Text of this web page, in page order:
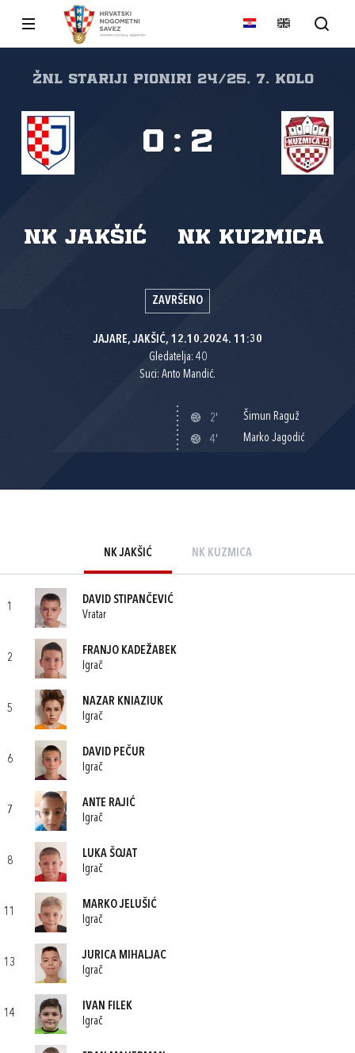
ŽNL stariji pioniri 24/25, 7. kolo
NK Jakšić NK Kuzmica
0 : 2
ZAVRŠENO
JAJARE, JAKŠIĆ, 12.10.2024. 11:30
Gledatelja: 40
Suci: Anto Mandić.
2'
Šimun Raguž
4'
Marko Jagodić
NK JAKŠIĆ NK KUZMICA
1
DAVID STIPANČEVIĆ
Vratar
2
FRANJO KADEŽABEK
Igrač
5
NAZAR KNIAZIUK
Igrač
6
DAVID PEČUR
Igrač
7
ANTE RAJIĆ
Igrač
8
LUKA ŠOJAT
Igrač
11
MARKO JELUŠIĆ
Igrač
13
JURICA MIHALJAC
Igrač
14
IVAN FILEK
Igrač